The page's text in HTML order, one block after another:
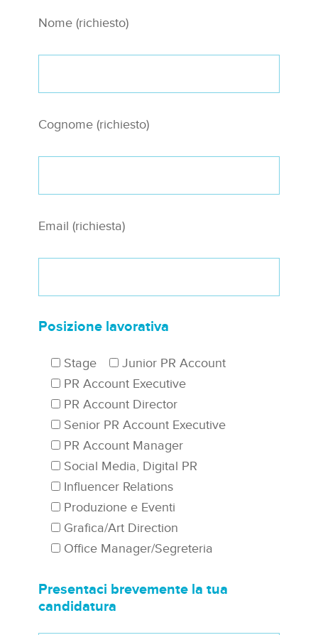
Nome (richiesto)
Cognome (richiesto)
Email (richiesta)
Posizione lavorativa
Stage
Junior PR Account
PR Account Executive
PR Account Director
Senior PR Account Executive
PR Account Manager
Social Media, Digital PR
Influencer Relations
Produzione e Eventi
Grafica/Art Direction
Office Manager/Segreteria
Presentaci brevemente la tua
candidatura